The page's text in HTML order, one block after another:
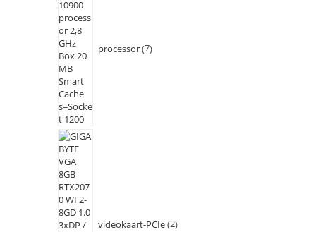
processor 7
videokaart-PCIe 2